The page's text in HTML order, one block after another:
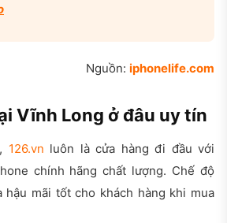
Nguồn: iphonelife.com
Vĩnh Long ở đâu uy tín
126.vn luôn là cửa hàng đi đầu với
chính hãng chất lượng. Chế độ
hậu mãi tốt cho khách hàng khi mua